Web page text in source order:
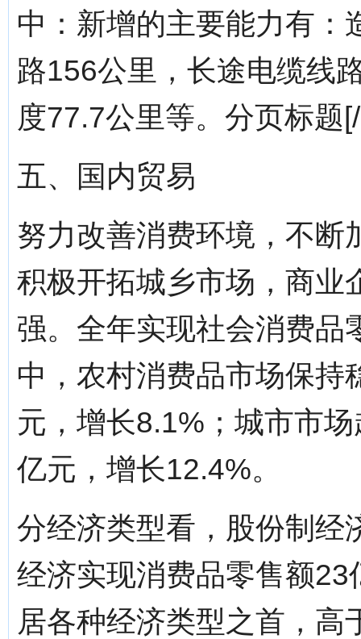
中：新增的主要能力有：
路156公里，长途电缆线
度77.7公里等。分页标题
五、国内贸易
努力改善消费环境，不断
积极开拓城乡市场，商业
强。全年实现社会消费品
中，农村消费品市场保持
元，增长8.1%；城市市
亿元，增长12.4%。
分经济类型看，股份制经
经济实现消费品零售额
居各种经济类型之首，